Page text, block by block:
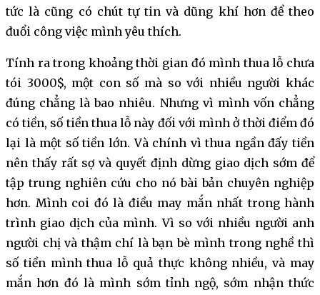
tức là cũng có chút tự tin và dũng khí hơn để theo
đuổi công việc mình yêu thích.
Tính ra trong khoảng thời gian đó mình thua lỗ chưa
tói 3000$, một con số mà so với nhiều người khác
đúng chẳng là bao nhiêu. Nhưng vì mình vốn chẳng
có tiền, số tiền thua lỗ này đối với mình ở thời điểm đó
lại là một số tiền lớn. Và chính vì thua ngần đấy tiền
nên thấy rất sợ và quyết định dừng giao dịch sớm để
tập trung nghiên cứu cho nó bài bản chuyên nghiệp
hơn. Mình coi đó là điều may mắn nhất trong hành
trình giao dịch của mình. Vì so với nhiều người anh
người chị và thậm chí là bạn bè mình trong nghề thì
số tiền mình thua lỗ quả thực không nhiều, và may
mắn hơn đó là mình sớm tỉnh ngộ, sớm nhận thức